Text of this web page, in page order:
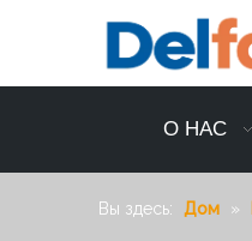
О НАС
Вы здесь: Дом »